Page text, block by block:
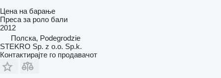
Цена на барање
Преса за роло бали
2012
Полска, Podegrodzie
STEKRO Sp. z o.o. Sp.k.
Контактирајте го продавачот